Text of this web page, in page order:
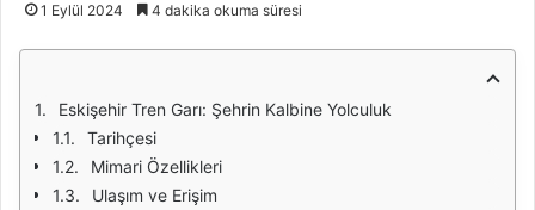
1 Eylül 2024 4 dakika okuma süresi
Eskişehir Tren Garı: Şehrin Kalbine Yolculuk
Tarihçesi
Mimari Özellikleri
Ulaşım ve Erişim